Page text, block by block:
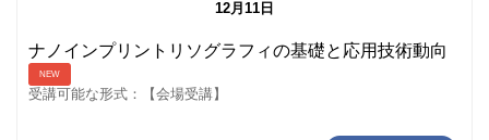
12月11日
ナノインプリントリソグラフィの基礎と応用技術動向
NEW
受講可能な形式：【会場受講】